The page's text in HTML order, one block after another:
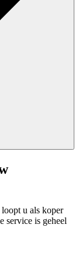
u als koper
service is geheel